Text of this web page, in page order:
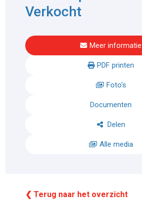
Verkocht
Meer informatie
PDF printen
Foto's
Documenten
Delen
Alle media
❮ Terug naar het overzicht